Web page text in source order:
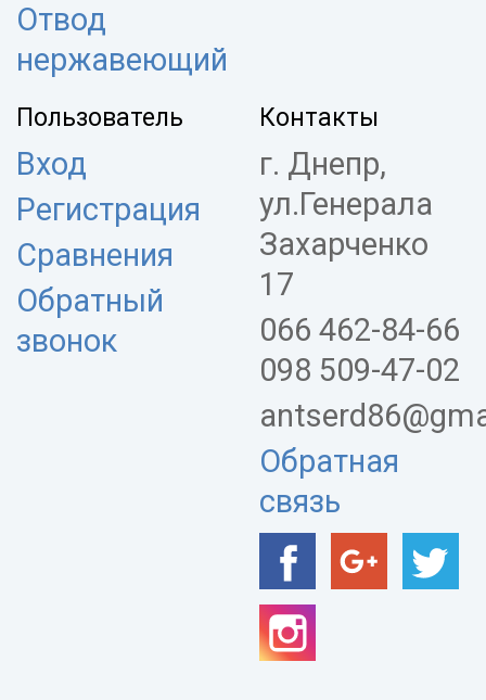
Отвод
нержавеющий
Пользователь
Вход
Регистрация
Сравнения
Обратный
звонок
Контакты
г. Днепр,
ул.Генерала
Захарченко
17
066 462-84-66
098 509-47-02
Обратная
связь